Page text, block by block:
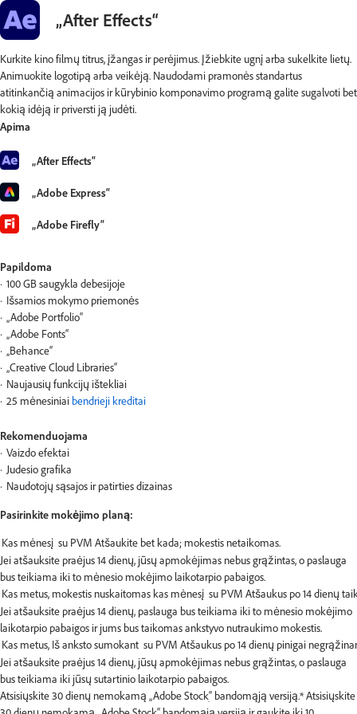
„After Effects“
Kurkite kino filmų titrus, įžangas ir perėjimus. Įžiebkite ugnį arba sukelkite lietų.
Animuokite logotipą arba veikėją. Naudodami pramonės standartus
atitinkančią animacijos ir kūrybinio komponavimo programą galite sugalvoti bet
kokią idėją ir priversti ją judėti.
Apima
„After Effects“
„Adobe Express“
„Adobe Firefly“
Papildoma
100 GB saugykla debesijoje
Išsamios mokymo priemonės
„Adobe Portfolio“
„Adobe Fonts“
„Behance“
„Creative Cloud Libraries“
Naujausių funkcijų ištekliai
25 mėnesiniai bendrieji kreditai
Rekomenduojama
Vaizdo efektai
Judesio grafika
Naudotojų sąsajos ir patirties dizainas
Pasirinkite mokėjimo planą:
Jei atšauksite praėjus 14 dienų, jūsų apmokėjimas nebus grąžintas, o paslauga
bus teikiama iki to mėnesio mokėjimo laikotarpio pabaigos.
Jei atšauksite praėjus 14 dienų, paslauga bus teikiama iki to mėnesio mokėjimo
laikotarpio pabaigos ir jums bus taikomas ankstyvo nutraukimo mokestis.
Jei atšauksite praėjus 14 dienų, jūsų apmokėjimas nebus grąžintas, o paslauga
bus teikiama iki jūsų sutartinio laikotarpio pabaigos.
Atsisiųskite 30 dienų nemokamą „Adobe Stockׅ“ bandomąją versiją.*Atsisiųskite